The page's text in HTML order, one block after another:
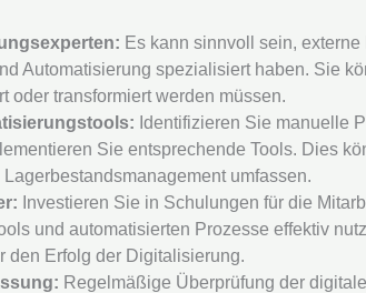
Es kann sinnvoll sein,
Automatisierung spezialisiert haben. Sie
oder transformiert werden müssen.
Identifizieren Sie manuelle
Sie entsprechende Tools. Dies
umfassen.
Investieren Sie in Schulungen für die
und automatisierten Prozesse effektiv
den Erfolg der Digitalisierung.
Regelmäßige Überprüfung der